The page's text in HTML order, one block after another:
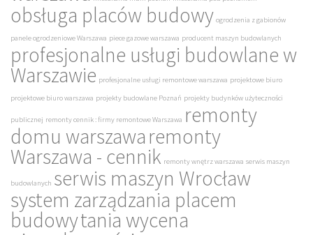
obsługa placów budowy ogrodzenia z gabionów
panele ogrodzeniowe Warszawa piece gazowe warszawa producent maszyn budowlanych
profesjonalne usługi budowlane w
Warszawie profesjonalne usługi remontowe warszawa projektowe biuro
projektowe biuro warszawa projekty budowlane Poznań projekty budynków użyteczności
publicznej remonty cennik : firmy remontowe Warszawa remonty
domu warszawaremonty
Warszawa - cennik remonty wnętrz warszawa serwis maszyn
budowlanych serwis maszyn Wrocław
system zarządzania placem
budowytania wycena